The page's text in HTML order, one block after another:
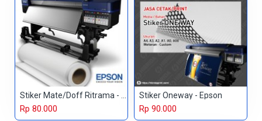
Rp 80.000
Stiker Oneway - Epson
Rp 90.000